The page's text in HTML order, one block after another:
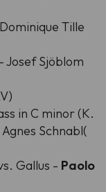
Tille
Josef Sjöblom
in C minor (K.
Agnes Schnabl(
Gallus - Paolo